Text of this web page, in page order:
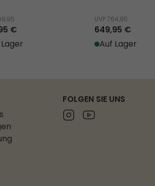
€
UVP764,95
649,95 €
Auf Lager
FOLGEN SIE UNS
Instagram
Youtube